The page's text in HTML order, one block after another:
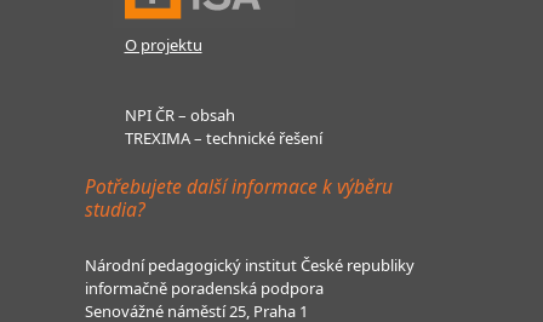
O projektu
NPI ČR – obsah
TREXIMA – technické řešení
Potřebujete další informace k výběru
studia?
Národní pedagogický institut České republiky
informačně poradenská podpora
Senovážné náměstí 25, Praha 1